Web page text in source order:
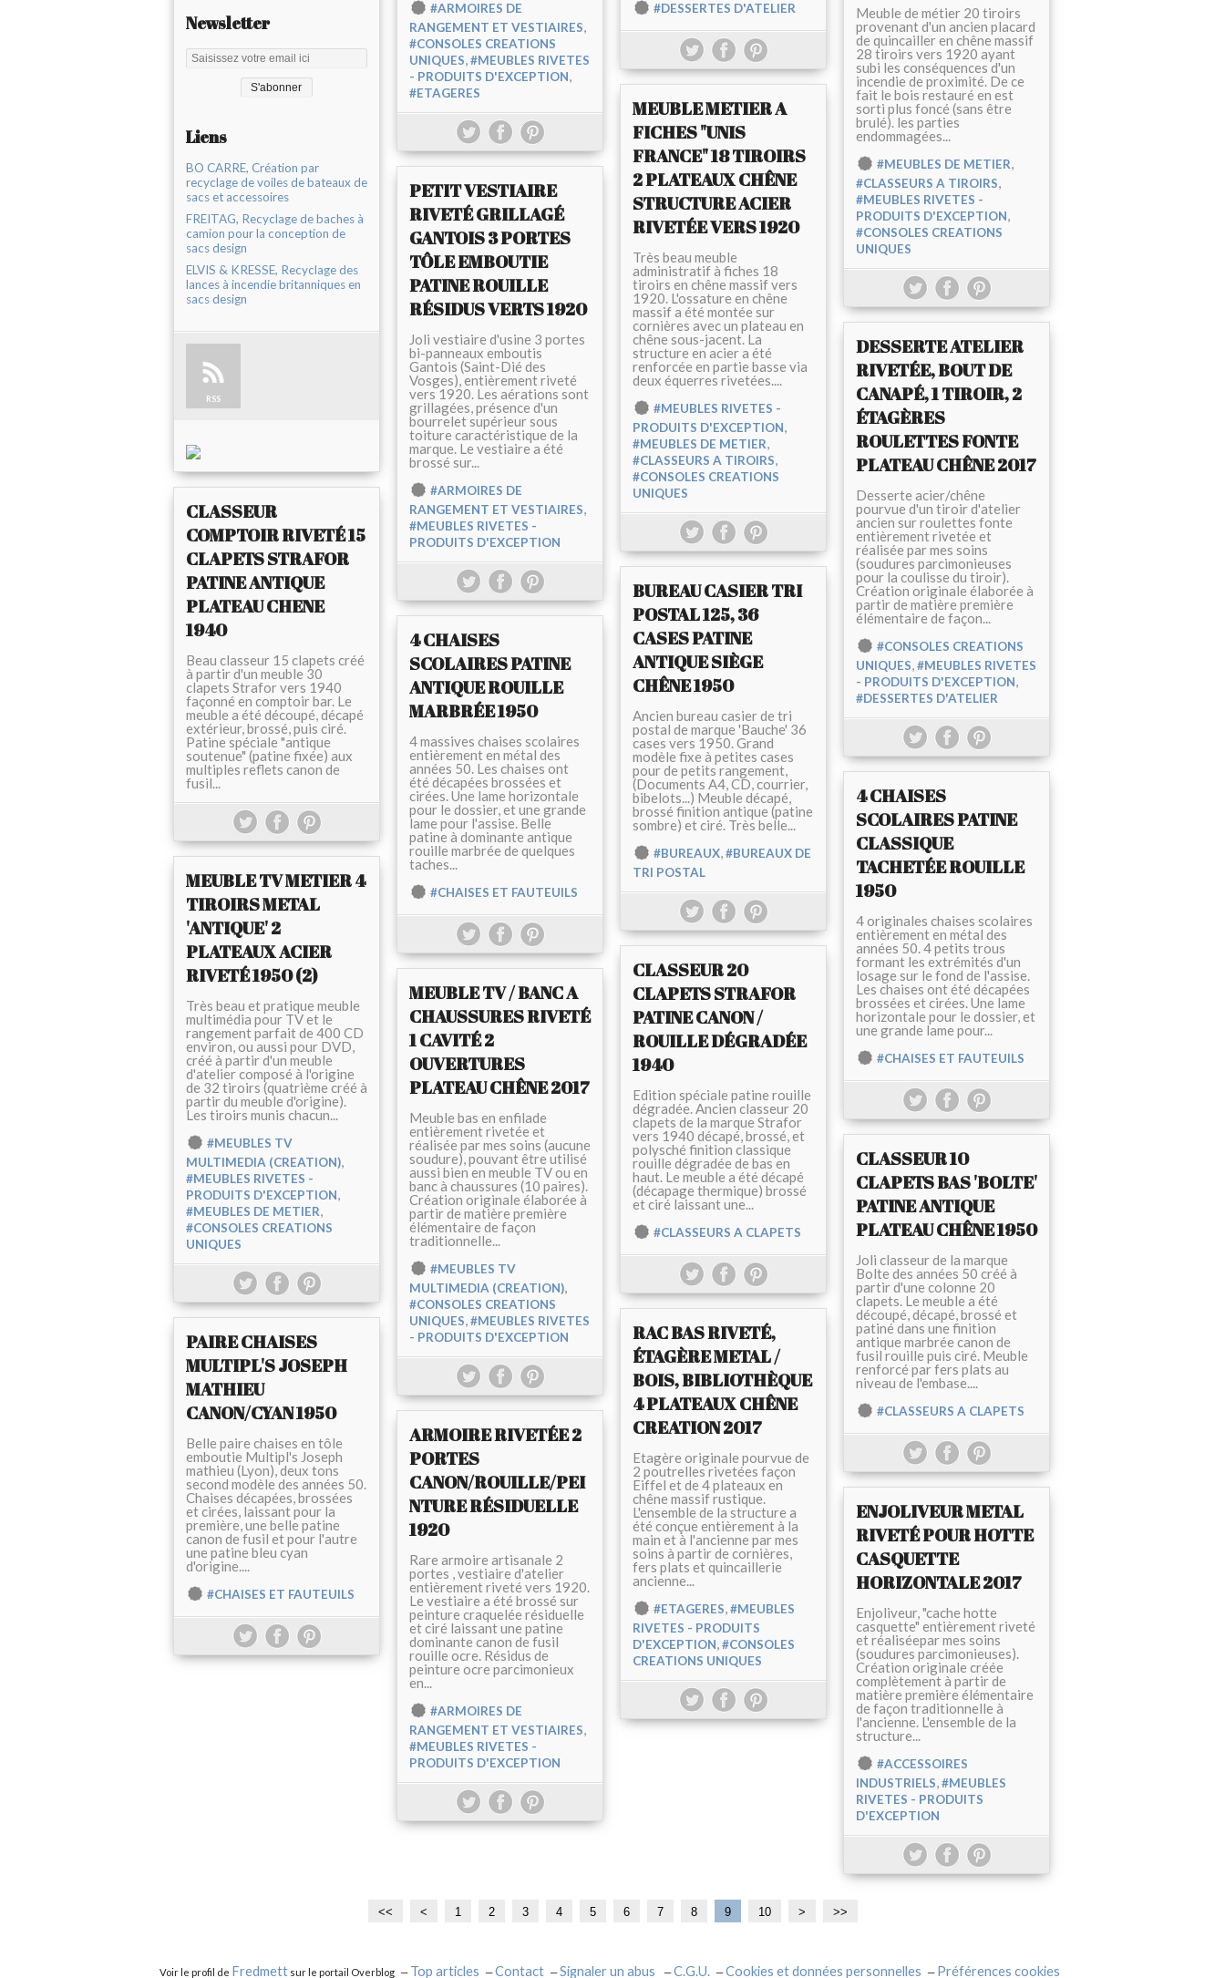
Newsletter
Liens
BO CARRE, Création par
recyclage de voiles de bateaux de
sacs et accessoires
FREITAG, Recyclage de baches à
camion pour la conception de
sacs design
ELVIS & KRESSE, Recyclage des
lances à incendie britanniques en
sacs design
RSS
#ARMOIRES DE
RANGEMENT ET VESTIAIRES,
#CONSOLES CREATIONS
UNIQUES,#MEUBLES RIVETES
- PRODUITS D'EXCEPTION,
#ETAGERES
#DESSERTES D'ATELIER
Meuble de métier 20 tiroirs
provenant d'un ancien placard
de quincailler en chêne massif
28 tiroirs vers 1920 ayant
subi les conséquences d'un
incendie de proximité. De ce
fait le bois restauré en est
sorti plus foncé (sans être
brulé). les parties
endommagées...
#MEUBLES DE METIER,
#CLASSEURS A TIROIRS,
#MEUBLES RIVETES -
PRODUITS D'EXCEPTION,
#CONSOLES CREATIONS
UNIQUES
MEUBLE METIER A
FICHES "UNIS
FRANCE" 18 TIROIRS
2 PLATEAUX CHÊNE
STRUCTURE ACIER
RIVETÉE VERS 1920
Très beau meuble
administratif à fiches 18
tiroirs en chêne massif vers
1920. L'ossature en chêne
massif a été montée sur
cornières avec un plateau en
chêne sous-jacent. La
structure en acier a été
renforcée en partie basse via
deux équerres rivetées....
#MEUBLES RIVETES -
PRODUITS D'EXCEPTION,
#MEUBLES DE METIER,
#CLASSEURS A TIROIRS,
#CONSOLES CREATIONS
UNIQUES
PETIT VESTIAIRE
RIVETÉ GRILLAGÉ
GANTOIS 3 PORTES
TÔLE EMBOUTIE
PATINE ROUILLE
RÉSIDUS VERTS 1920
Joli vestiaire d'usine 3 portes
bi-panneaux emboutis
Gantois (Saint-Dié des
Vosges), entièrement riveté
vers 1920. Les aérations sont
grillagées, présence d'un
bourrelet supérieur sous
toiture caractéristique de la
marque. Le vestiaire a été
brossé sur...
#ARMOIRES DE
RANGEMENT ET VESTIAIRES,
#MEUBLES RIVETES -
PRODUITS D'EXCEPTION
DESSERTE ATELIER
RIVETÉE, BOUT DE
CANAPÉ, 1 TIROIR, 2
ÉTAGÈRES
ROULETTES FONTE
PLATEAU CHÊNE 2017
Desserte acier/chêne
pourvue d'un tiroir d'atelier
ancien sur roulettes fonte
entièrement rivetée et
réalisée par mes soins
(soudures parcimonieuses
pour la coulisse du tiroir).
Création originale élaborée à
partir de matière première
élémentaire de façon...
#CONSOLES CREATIONS
UNIQUES,#MEUBLES RIVETES
- PRODUITS D'EXCEPTION,
#DESSERTES D'ATELIER
CLASSEUR
COMPTOIR RIVETÉ 15
CLAPETS STRAFOR
PATINE ANTIQUE
PLATEAU CHENE
1940
Beau classeur 15 clapets créé
à partir d'un meuble 30
clapets Strafor vers 1940
façonné en comptoir bar. Le
meuble a été découpé, décapé
extérieur, brossé, puis ciré.
Patine spéciale "antique
soutenue" (patine fixée) aux
multiples reflets canon de
fusil...
BUREAU CASIER TRI
POSTAL 125, 36
CASES PATINE
ANTIQUE SIÈGE
CHÊNE 1950
Ancien bureau casier de tri
postal de marque 'Bauche' 36
cases vers 1950. Grand
modèle fixe à petites cases
pour de petits rangement,
(Documents A4, CD, courrier,
bibelots...) Meuble décapé,
brossé finition antique (patine
sombre) et ciré. Très belle...
#BUREAUX,#BUREAUX DE
TRI POSTAL
4 CHAISES
SCOLAIRES PATINE
ANTIQUE ROUILLE
MARBRÉE 1950
4 massives chaises scolaires
entièrement en métal des
années 50. Les chaises ont
été décapées brossées et
cirées. Une lame horizontale
pour le dossier, et une grande
lame pour l'assise. Belle
patine à dominante antique
rouille marbrée de quelques
taches...
#CHAISES ET FAUTEUILS
4 CHAISES
SCOLAIRES PATINE
CLASSIQUE
TACHETÉE ROUILLE
1950
4 originales chaises scolaires
entièrement en métal des
années 50. 4 petits trous
formant les extrémités d'un
losage sur le fond de l'assise.
Les chaises ont été décapées
brossées et cirées. Une lame
horizontale pour le dossier, et
une grande lame pour...
#CHAISES ET FAUTEUILS
MEUBLE TV METIER 4
TIROIRS METAL
'ANTIQUE' 2
PLATEAUX ACIER
RIVETÉ 1950 (2)
Très beau et pratique meuble
multimédia pour TV et le
rangement parfait de 400 CD
environ, ou aussi pour DVD,
créé à partir d'un meuble
d'atelier composé à l'origine
de 32 tiroirs (quatrième créé à
partir du meuble d'origine).
Les tiroirs munis chacun...
#MEUBLES TV
MULTIMEDIA (CREATION),
#MEUBLES RIVETES -
PRODUITS D'EXCEPTION,
#MEUBLES DE METIER,
#CONSOLES CREATIONS
UNIQUES
CLASSEUR 20
CLAPETS STRAFOR
PATINE CANON /
ROUILLE DÉGRADÉE
1940
Edition spéciale patine rouille
dégradée. Ancien classeur 20
clapets de la marque Strafor
vers 1940 décapé, brossé, et
polysché finition classique
rouille dégradée de bas en
haut. Le meuble a été décapé
(décapage thermique) brossé
et ciré laissant une...
#CLASSEURS A CLAPETS
MEUBLE TV / BANC A
CHAUSSURES RIVETÉ
1 CAVITÉ 2
OUVERTURES
PLATEAU CHÊNE 2017
Meuble bas en enfilade
entièrement rivetée et
réalisée par mes soins (aucune
soudure), pouvant être utilisé
aussi bien en meuble TV ou en
banc à chaussures (10 paires).
Création originale élaborée à
partir de matière première
élémentaire de façon
traditionnelle...
#MEUBLES TV
MULTIMEDIA (CREATION),
#CONSOLES CREATIONS
UNIQUES,#MEUBLES RIVETES
- PRODUITS D'EXCEPTION
CLASSEUR 10
CLAPETS BAS 'BOLTE'
PATINE ANTIQUE
PLATEAU CHÊNE 1950
Joli classeur de la marque
Bolte des années 50 créé à
partir d'une colonne 20
clapets. Le meuble a été
découpé, décapé, brossé et
patiné dans une finition
antique marbrée canon de
fusil rouille puis ciré. Meuble
renforcé par fers plats au
niveau de l'embase....
#CLASSEURS A CLAPETS
RAC BAS RIVETÉ,
ÉTAGÈRE METAL /
BOIS, BIBLIOTHÈQUE
4 PLATEAUX CHÊNE
CREATION 2017
Etagère originale pourvue de
2 poutrelles rivetées façon
Eiffel et de 4 plateaux en
chêne massif rustique.
L'ensemble de la structure a
été conçue entièrement à la
main et à l'ancienne par mes
soins à partir de cornières,
fers plats et quincaillerie
ancienne...
#ETAGERES,#MEUBLES
RIVETES - PRODUITS
D'EXCEPTION,#CONSOLES
CREATIONS UNIQUES
PAIRE CHAISES
MULTIPL'S JOSEPH
MATHIEU
CANON/CYAN 1950
Belle paire chaises en tôle
emboutie Multipl's Joseph
mathieu (Lyon), deux tons
second modèle des années 50.
Chaises décapées, brossées
et cirées, laissant pour la
première, une belle patine
canon de fusil et pour l'autre
une patine bleu cyan
d'origine....
#CHAISES ET FAUTEUILS
ARMOIRE RIVETÉE 2
PORTES
CANON/ROUILLE/PEI
NTURE RÉSIDUELLE
1920
Rare armoire artisanale 2
portes , vestiaire d'atelier
entièrement riveté vers 1920.
Le vestiaire a été brossé sur
peinture craquelée résiduelle
et ciré laissant une patine
dominante canon de fusil
rouille ocre. Résidus de
peinture ocre parcimonieux
en...
#ARMOIRES DE
RANGEMENT ET VESTIAIRES,
#MEUBLES RIVETES -
PRODUITS D'EXCEPTION
ENJOLIVEUR METAL
RIVETÉ POUR HOTTE
CASQUETTE
HORIZONTALE 2017
Enjoliveur, "cache hotte
casquette" entièrement riveté
et réaliséepar mes soins
(soudures parcimonieuses).
Création originale créée
complètement à partir de
matière première élémentaire
de façon traditionnelle à
l'ancienne. L'ensemble de la
structure...
#ACCESSOIRES
INDUSTRIELS,#MEUBLES
RIVETES - PRODUITS
D'EXCEPTION
<< < 1 2 3 4 5 6 7 8 9 10
2
3
> >>
Voir le profil de Fredmett sur le portail Overblog Top articles Contact Signaler un abus C.G.U. Cookies et données personnelles Préférences cookies